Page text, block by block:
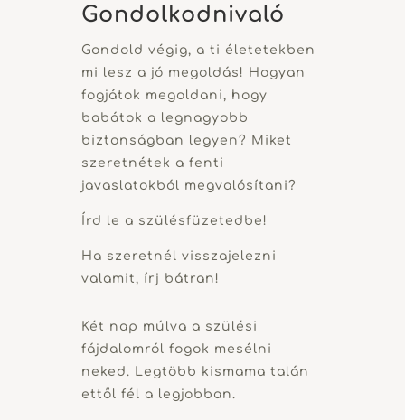
Gondolkodnivaló
Gondold végig, a ti életetekben
mi lesz a jó megoldás! Hogyan
fogjátok megoldani, hogy
babátok a legnagyobb
biztonságban legyen? Miket
szeretnétek a fenti
javaslatokból megvalósítani?
Írd le a szülésfüzetedbe!
Ha szeretnél visszajelezni
valamit, írj bátran!
Két nap múlva a szülési
fájdalomról fogok mesélni
neked. Legtöbb kismama talán
ettől fél a legjobban.